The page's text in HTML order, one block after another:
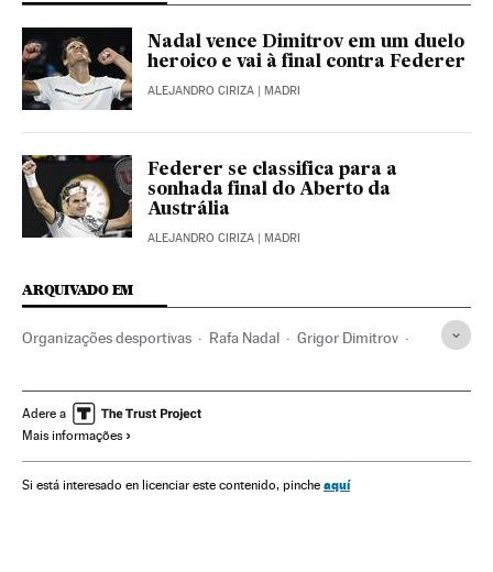
Nadal vence Dimitrov em um duelo
heroico e vai à final contra Federer
ALEJANDRO CIRIZA | MADRI
Federer se classifica para a
sonhada final do Aberto da
Austrália
ALEJANDRO CIRIZA | MADRI
ARQUIVADO EM
Organizações desportivas Rafa Nadal Grigor Dimitrov
Open Australia 2017 Open Australia
Competições
Adere a
Mais informações
Si está interesado en licenciar este contenido, pinche aquí